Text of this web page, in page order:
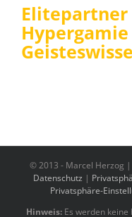
© 2013 - Marcel Herzog
Datenschutz |
Privatsphäre-
Hinweis: Es werden